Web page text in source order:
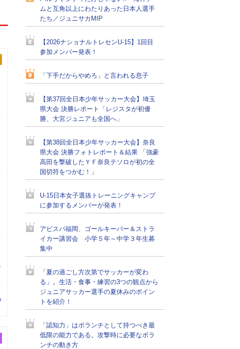
ムと互角以上にわたりあった日本人選手
たち／ジュニサカMIP
【2026ナショナルトレセンU-15】1回目
参加メンバー発表！
「下手だからやめろ」と言われる息子
【第37回全日本少年サッカー大会】埼玉
県大会 決勝レポート「レジスタが初優
勝、大宮ジュニアも全国へ」
【第38回全日本少年サッカー大会】奈良
県大会 決勝フォトレポート＆結果 「強豪
高田を撃破したＹＦ奈良テソロが初の全
国切符をつかむ！」
U-15日本女子選抜トレーニングキャンプ
に参加するメンバーが発表！
アビスパ福岡、ゴールキーパー＆ストラ
イカー講習会 小学５年～中学３年生募
集中
「夏の過ごし方次第でサッカーが変わ
る」。生活・食事・練習の3つの観点から
ジュニアサッカー選手の夏休みのポイン
トを紹介！
「認知力」はボランチとして持つべき最
低限の能力である。攻撃時に必要なボラ
ンチの動き方